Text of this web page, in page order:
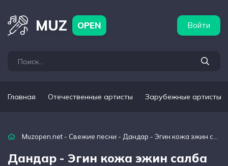
MUZ OPEN Войти
Главная Отечественные артисты Зарубежные артисты
Muzopen.net - Свежие песни - Дандар - Эгин кожа эжин салба
Дандар - Эгин кожа эжин салба
артисты Популярные подборки